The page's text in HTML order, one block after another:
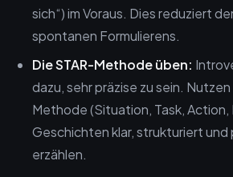
sich“) im Voraus. Dies reduziert
spontanen Formulierens.
Die STAR-Methode üben:
dazu, sehr präzise zu sein.
Methode (Situation, Task, Action,
Geschichten klar, strukturiert und
erzählen.